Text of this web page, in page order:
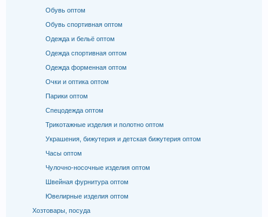
Обувь оптом
Обувь спортивная оптом
Одежда и бельё оптом
Одежда спортивная оптом
Одежда форменная оптом
Очки и оптика оптом
Парики оптом
Спецодежда оптом
Трикотажные изделия и полотно оптом
Украшения, бижутерия и детская бижутерия оптом
Часы оптом
Чулочно-носочные изделия оптом
Швейная фурнитура оптом
Ювелирные изделия оптом
Хозтовары, посуда